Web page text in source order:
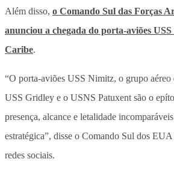
Além disso, o Comando Sul das Forças
anunciou a chegada do porta-aviões
Caribe.
“O porta-aviões USS Nimitz, o grupo
USS Gridley e o USNS Patuxent são o
presença, alcance e letalidade
estratégica”, disse o Comando Sul dos
redes sociais.